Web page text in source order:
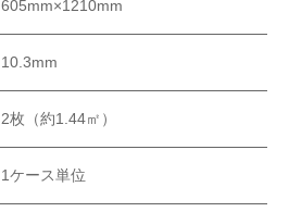
605mm×1210mm
10.3mm
2枚（約1.44㎡）
1ケース単位